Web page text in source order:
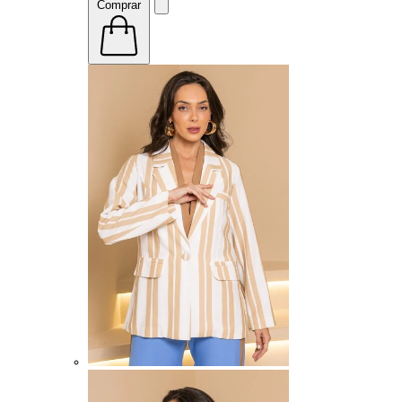
Comprar